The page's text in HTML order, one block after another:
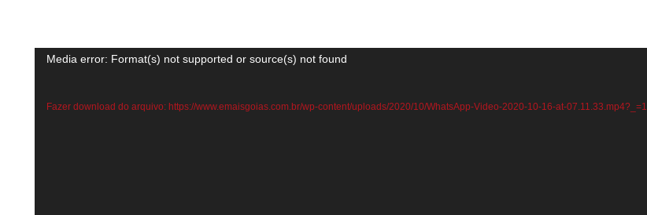
Media error: Format(s) not supported or source(s) not found
Fazer download do arquivo: https://www.emaisgoias.com.br/wp-content/uploads/2020/10/WhatsApp-Video-2020-10-16-at-07.11.33.mp4?_=1